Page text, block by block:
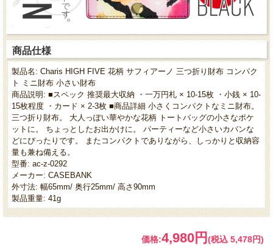
商品仕様
製品名: Charis HIGH FIVE 花柄 サフィアーノ 三つ折り財布 コンパク
ト ミニ財布 小さい財布
商品説明: ■スペック 推奨最大収納 ・一万円札 × 10-15枚 ・小銭 × 10-
15枚程度 ・カード × 2-3枚 ■商品詳細 小さくコンパクトなミニ財布。
三つ折り財布。 大人っぽい華やかな花柄 トートバッグの小さなポケ
ットに。 ちょっとしたお出かけに。 パーティーなど小さいカバンな
どにぴったりです。 またコンパクトでありながら、しっかりと収納容
量も兼ね備える。
型番: ac-z-0292
メーカー: CASEBANK
外寸法: 幅65mm/ 奥行25mm/ 高さ90mm
製品重量: 41g
価格:4,980円 (税込 5,478円)